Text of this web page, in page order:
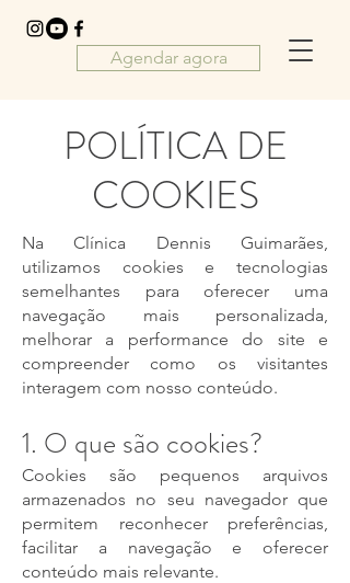
Agendar agora
POLÍTICA DE
COOKIES
Na Clínica Dennis Guimarães,
utilizamos cookies e tecnologias
semelhantes para oferecer uma
navegação mais personalizada,
melhorar a performance do site e
compreender como os visitantes
interagem com nosso conteúdo.
1. O que são cookies?
Cookies são pequenos arquivos
armazenados no seu navegador que
permitem reconhecer preferências,
facilitar a navegação e oferecer
conteúdo mais relevante.